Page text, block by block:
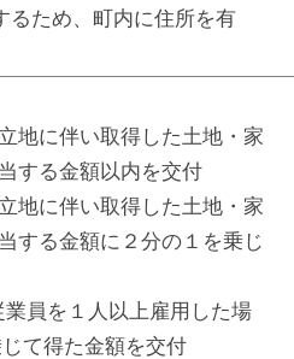
るため、町内に住所を有
に伴い取得した土地・家
金額以内を交付
地に伴い取得した土地・家
額に２分の１を乗じ
員を１人以上雇用した場
た金額を交付